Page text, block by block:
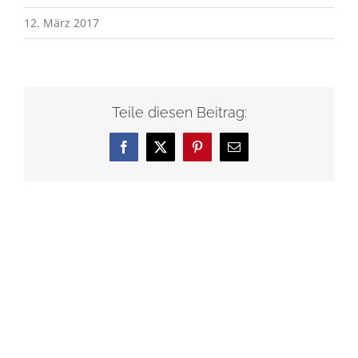
12. März 2017
Teile diesen Beitrag:
Facebook
X Pinterest
E-
Mail